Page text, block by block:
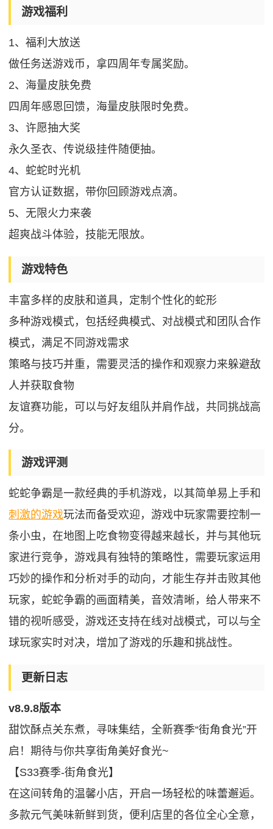
游戏福利
1、福利大放送
做任务送游戏币，拿四周年专属奖励。
2、海量皮肤免费
四周年感恩回馈，海量皮肤限时免费。
3、许愿抽大奖
永久圣衣、传说级挂件随便抽。
4、蛇蛇时光机
官方认证数据，带你回顾游戏点滴。
5、无限火力来袭
超爽战斗体验，技能无限放。
游戏特色
丰富多样的皮肤和道具，定制个性化的蛇形
多种游戏模式，包括经典模式、对战模式和团队合作
模式，满足不同游戏需求
策略与技巧并重，需要灵活的操作和观察力来躲避敌
人并获取食物
友谊赛功能，可以与好友组队并肩作战，共同挑战高
分。
游戏评测
蛇蛇争霸是一款经典的手机游戏，以其简单易上手和
刺激的游戏玩法而备受欢迎，游戏中玩家需要控制一
条小虫，在地图上吃食物变得越来越长，并与其他玩
家进行竞争，游戏具有独特的策略性，需要玩家运用
巧妙的操作和分析对手的动向，才能生存并击败其他
玩家，蛇蛇争霸的画面精美，音效清晰，给人带来不
错的视听感受，游戏还支持在线对战模式，可以与全
球玩家实时对决，增加了游戏的乐趣和挑战性。
更新日志
v8.9.8版本
甜饮酥点关东煮，寻味集结，全新赛季“街角食光”开
启！期待与你共享街角美好食光~
【S33赛季-街角食光】
在这间转角的温馨小店，开启一场轻松的味蕾邂逅。
多款元气美味新鲜到货，便利店里的各位全心全意，